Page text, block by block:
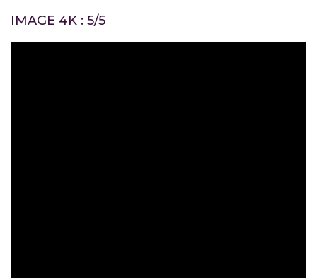
IMAGE 4K : 5/5